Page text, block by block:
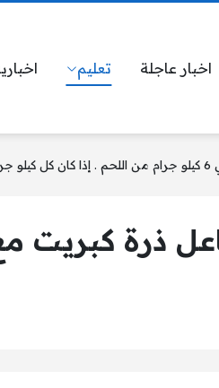
اخبار عاجلة تعليم
ذرة كبريت